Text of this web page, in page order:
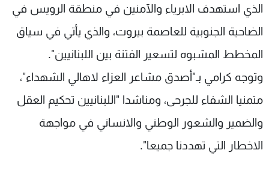
الذي استهدف الابرياء والآمنين في منطقة الرويس في
الضاحية الجنوبية للعاصمة بيروت، والذي يأتي في سياق
المخطط المشبوه لتسعير الفتنة بين اللبنانيين".
وتوجه كرامي بـ"أصدق مشاعر العزاء لاهالي الشهداء"،
متمنيا الشفاء للجرحى، ومناشدا "اللبنانيين تحكيم العقل
والضمير والشعور الوطني والانساني في مواجهة
الاخطار التي تهددنا جميعا".
الإنـتـاج
لاعلاناتكم
تواصل معنا
شروط الإسـتخدام
سياسة الخصوصية